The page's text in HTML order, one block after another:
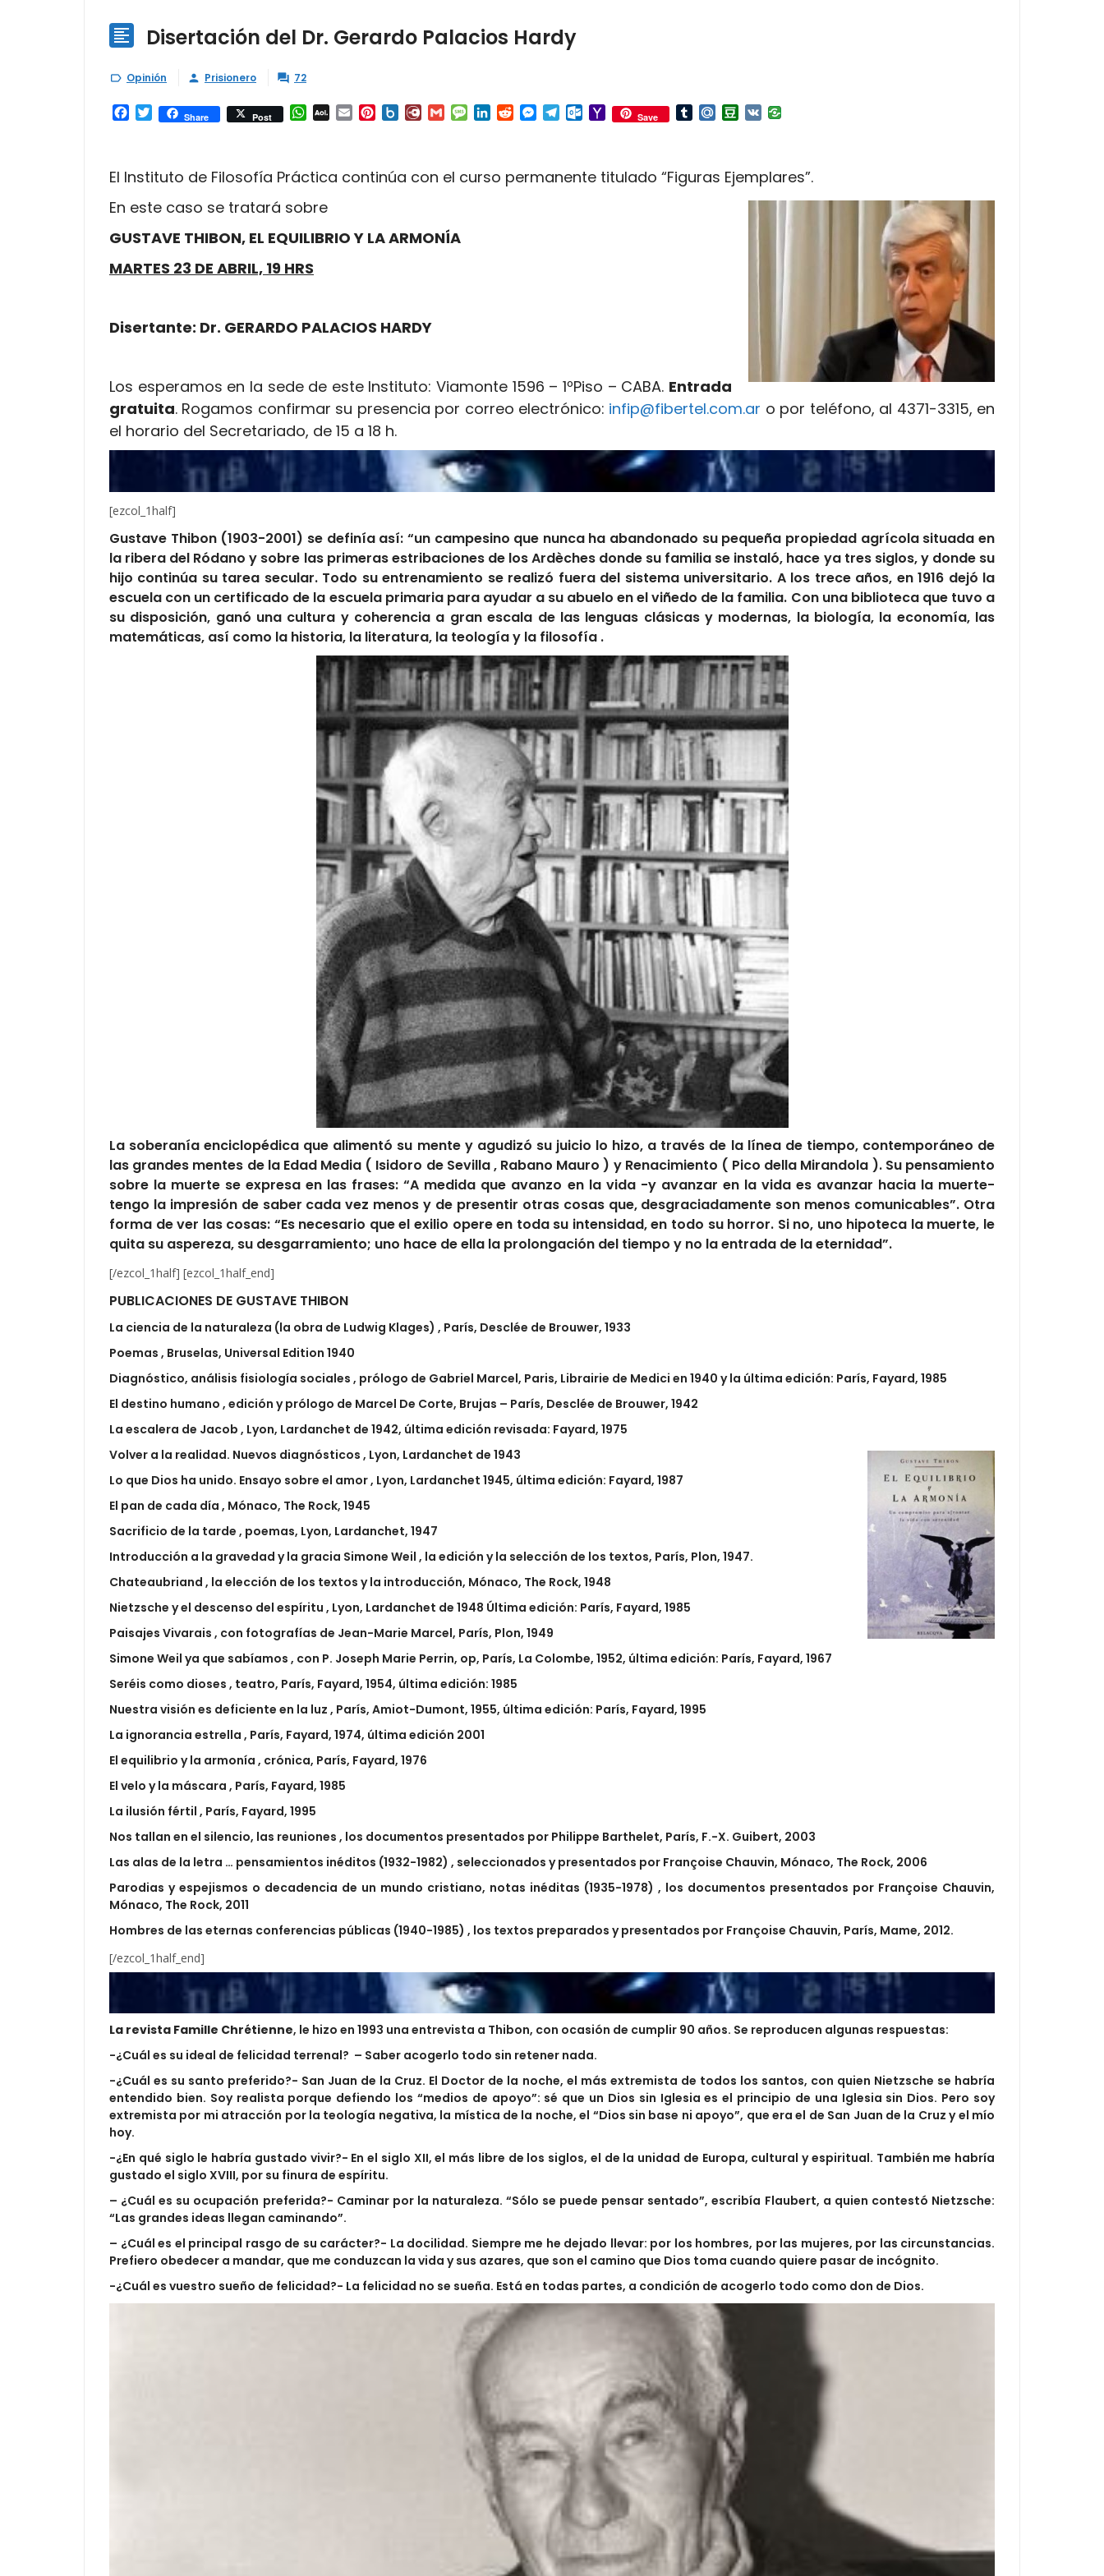
 Disertación del Dr. Gerardo Palacios Hardy
 Opinión  Prisionero  72
Facebook
TwitterShare Post WhatsApp
AOL Email Pinterest
Box.netDiary.RuGmailMessage
LinkedInRedditMessenger
TelegramOutlook.com
YahooSave TumblrMail.RuDouban
VK
El Instituto de Filosofía Práctica continúa con el curso permanente titulado “Figuras Ejemplares”.
En este caso se tratará sobre
GUSTAVE THIBON, EL EQUILIBRIO Y LA ARMONÍA
MARTES 23 DE ABRIL, 19 HRS
Disertante: Dr. GERARDO PALACIOS HARDY
Los esperamos en la sede de este Instituto: Viamonte 1596 – 1ºPiso – CABA. Entrada
gratuita. Rogamos confirmar su presencia por correo electrónico: infip@fibertel.com.ar o por teléfono, al 4371-3315, en
el horario del Secretariado, de 15 a 18 h.
[ezcol_1half]
Gustave Thibon (1903-2001) se definía así: “un campesino que nunca ha abandonado su pequeña propiedad agrícola situada en
la ribera del Ródano y sobre las primeras estribaciones de los Ardèches donde su familia se instaló, hace ya tres siglos, y donde su
hijo continúa su tarea secular. Todo su entrenamiento se realizó fuera del sistema universitario. A los trece años, en 1916 dejó la
escuela con un certificado de la escuela primaria para ayudar a su abuelo en el viñedo de la familia. Con una biblioteca que tuvo a
su disposición, ganó una cultura y coherencia a gran escala de las lenguas clásicas y modernas, la biología, la economía, las
matemáticas, así como la historia, la literatura, la teología y la filosofía .
La soberanía enciclopédica que alimentó su mente y agudizó su juicio lo hizo, a través de la línea de tiempo, contemporáneo de
las grandes mentes de la Edad Media ( Isidoro de Sevilla , Rabano Mauro ) y Renacimiento ( Pico della Mirandola ). Su pensamiento
sobre la muerte se expresa en las frases: “A medida que avanzo en la vida -y avanzar en la vida es avanzar hacia la muerte-
tengo la impresión de saber cada vez menos y de presentir otras cosas que, desgraciadamente son menos comunicables”. Otra
forma de ver las cosas: “Es necesario que el exilio opere en toda su intensidad, en todo su horror. Si no, uno hipoteca la muerte, le
quita su aspereza, su desgarramiento; uno hace de ella la prolongación del tiempo y no la entrada de la eternidad”.
[/ezcol_1half] [ezcol_1half_end]
PUBLICACIONES DE GUSTAVE THIBON
La ciencia de la naturaleza (la obra de Ludwig Klages) , París, Desclée de Brouwer, 1933
Poemas , Bruselas, Universal Edition 1940
Diagnóstico, análisis fisiología sociales , prólogo de Gabriel Marcel, Paris, Librairie de Medici en 1940 y la última edición: París, Fayard, 1985
El destino humano , edición y prólogo de Marcel De Corte, Brujas – París, Desclée de Brouwer, 1942
La escalera de Jacob , Lyon, Lardanchet de 1942, última edición revisada: Fayard, 1975
Volver a la realidad. Nuevos diagnósticos , Lyon, Lardanchet de 1943
Lo que Dios ha unido. Ensayo sobre el amor , Lyon, Lardanchet 1945, última edición: Fayard, 1987
El pan de cada día , Mónaco, The Rock, 1945
Sacrificio de la tarde , poemas, Lyon, Lardanchet, 1947
Introducción a la gravedad y la gracia Simone Weil , la edición y la selección de los textos, París, Plon, 1947.
Chateaubriand , la elección de los textos y la introducción, Mónaco, The Rock, 1948
Nietzsche y el descenso del espíritu , Lyon, Lardanchet de 1948 Última edición: París, Fayard, 1985
Paisajes Vivarais , con fotografías de Jean-Marie Marcel, París, Plon, 1949
Simone Weil ya que sabíamos , con P. Joseph Marie Perrin, op, París, La Colombe, 1952, última edición: París, Fayard, 1967
Seréis como dioses , teatro, París, Fayard, 1954, última edición: 1985
Nuestra visión es deficiente en la luz , París, Amiot-Dumont, 1955, última edición: París, Fayard, 1995
La ignorancia estrella , París, Fayard, 1974, última edición 2001
El equilibrio y la armonía , crónica, París, Fayard, 1976
El velo y la máscara , París, Fayard, 1985
La ilusión fértil , París, Fayard, 1995
Nos tallan en el silencio, las reuniones , los documentos presentados por Philippe Barthelet, París, F.-X. Guibert, 2003
Las alas de la letra … pensamientos inéditos (1932-1982) , seleccionados y presentados por Françoise Chauvin, Mónaco, The Rock, 2006
Parodias y espejismos o decadencia de un mundo cristiano, notas inéditas (1935-1978) , los documentos presentados por Françoise Chauvin,
Mónaco, The Rock, 2011
Hombres de las eternas conferencias públicas (1940-1985) , los textos preparados y presentados por Françoise Chauvin, París, Mame, 2012.
[/ezcol_1half_end]
La revista Famille Chrétienne, le hizo en 1993 una entrevista a Thibon, con ocasión de cumplir 90 años. Se reproducen algunas respuestas:
-¿Cuál es su ideal de felicidad terrenal? – Saber acogerlo todo sin retener nada.
-¿Cuál es su santo preferido?- San Juan de la Cruz. El Doctor de la noche, el más extremista de todos los santos, con quien Nietzsche se habría
entendido bien. Soy realista porque defiendo los “medios de apoyo”: sé que un Dios sin Iglesia es el principio de una Iglesia sin Dios. Pero soy
extremista por mi atracción por la teología negativa, la mística de la noche, el “Dios sin base ni apoyo”, que era el de San Juan de la Cruz y el mío
hoy.
-¿En qué siglo le habría gustado vivir?- En el siglo XII, el más libre de los siglos, el de la unidad de Europa, cultural y espiritual. También me habría
gustado el siglo XVIII, por su finura de espíritu.
– ¿Cuál es su ocupación preferida?- Caminar por la naturaleza. “Sólo se puede pensar sentado”, escribía Flaubert, a quien contestó Nietzsche:
“Las grandes ideas llegan caminando”.
– ¿Cuál es el principal rasgo de su carácter?- La docilidad. Siempre me he dejado llevar: por los hombres, por las mujeres, por las circunstancias.
Prefiero obedecer a mandar, que me conduzcan la vida y sus azares, que son el camino que Dios toma cuando quiere pasar de incógnito.
-¿Cuál es vuestro sueño de felicidad?- La felicidad no se sueña. Está en todas partes, a condición de acogerlo todo como don de Dios.